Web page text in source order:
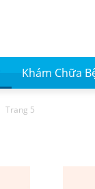
Khám Chữa
Trang 5